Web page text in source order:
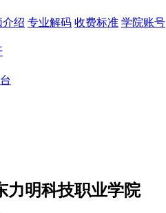
介绍 专业解码 收费标准 学院账号
力明科技职业学院